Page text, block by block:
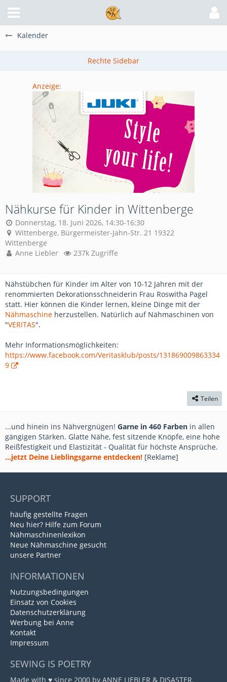
Kalender
Anzeige:
Nähkurse für Kinder in Wittenberge
Donnerstag, 18. Juni 2026, 14:30-16:30
Wittenberge, Bürgermeister-Jahn-Str. 21 19322
Wittenberge
Anne Liebler
237k Zugriffe
Nähstübchen für Kinder im Alter von 10-12 Jahren mit der
renommierten Dekorationsschneiderin Frau Roswitha Pagel
statt. Hier können die Kinder lernen, kleine Dinge mit der
Nähmaschine herzustellen. Natürlich auf Nähmaschinen von
"VERITAS".
Mehr Informationsmöglichkeiten:
https://www.facebook.com/Veritasklub/posts/131869009863334
9
Teilen
...und hinein ins Nähvergnügen! Garne in 460 Farben in allen
gängigen Stärken. Glatte Nähe, fest sitzende Knöpfe, eine hohe
Reißfestigkeit und Elastizität - Qualität für höchste Ansprüche.
...jetzt Deine Lieblingsgarne entdecken! [Reklame]
SUPPORT
häufig gestellte Fragen
Neu hier? Hilfe zum Forum
Nähmaschinenlexikon
Neue Nähmaschine gesucht
unsere Partner
INFORMATIONEN
Nutzungsbedingungen
Einsatz von Cookies
Datenschutzerklärung
Werbung bei Anne
Kontakt
Impressum
SEWING IS POETRY
Made with ♥ since 2000 by ANNE LIEBLER & DISASTER.